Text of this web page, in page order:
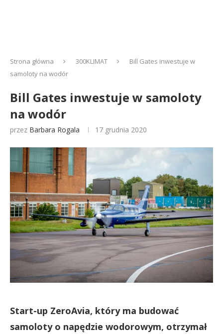
Strona główna 300KLIMAT
Bill Gates inwestuje w
samoloty na wodór
Bill Gates inwestuje w samoloty
na wodór
przez Barbara Rogala 17 grudnia 2020
Start-up ZeroAvia, który ma budować
samoloty o napędzie wodorowym, otrzymał